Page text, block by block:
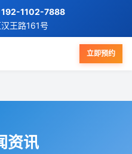
192-1102-7888
王路161号
立即预约
资讯